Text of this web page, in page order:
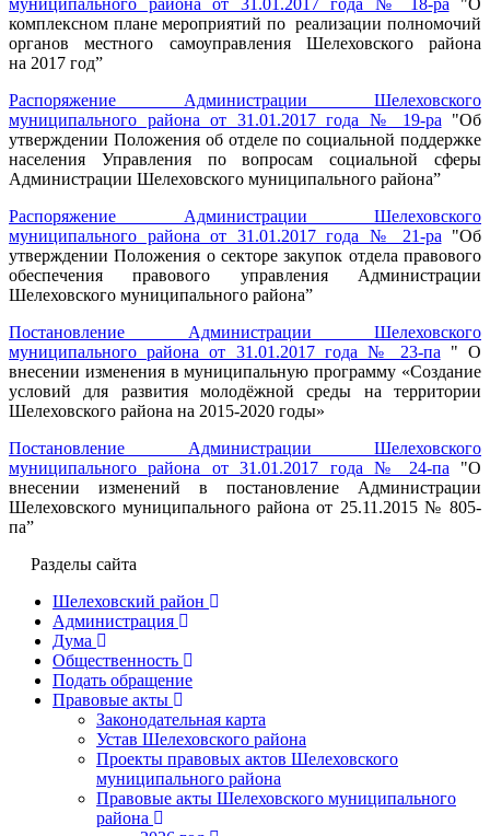
комплексном плане мероприятий по реализации полномочий
органов местного самоуправления Шелеховского района
на 2017 год”
Распоряжение Администрации Шелеховского
муниципального района от 31.01.2017 года № 19-ра "Об
утверждении Положения об отделе по социальной поддержке
населения Управления по вопросам социальной сферы
Администрации Шелеховского муниципального района”
Распоряжение Администрации Шелеховского
муниципального района от 31.01.2017 года № 21-ра "Об
утверждении Положения о секторе закупок отдела правового
обеспечения правового управления Администрации
Шелеховского муниципального района”
Постановление Администрации Шелеховского
муниципального района от 31.01.2017 года № 23-па " О
внесении изменения в муниципальную программу «Создание
условий для развития молодёжной среды на территории
Шелеховского района на 2015-2020 годы»
Постановление Администрации Шелеховского
муниципального района от 31.01.2017 года № 24-па "О
внесении изменений в постановление Администрации
Шелеховского муниципального района от 25.11.2015 № 805-
па”
Разделы сайта
Шелеховский район
Администрация
Дума
Общественность
Подать обращение
Правовые акты
Законодательная карта
Устав Шелеховского района
Проекты правовых актов Шелеховского
муниципального района
Правовые акты Шелеховского муниципального
района